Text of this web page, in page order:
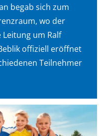
begab sich zum
wo der
um Ralf
offiziell eröffnet
Teilnehmer